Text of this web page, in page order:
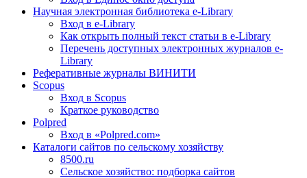
Научная электронная библиотека e-Library
Вход в e-Library
Как открыть полный текст статьи в e-Library
Перечень доступных электронных журналов e-
Library
Реферативные журналы ВИНИТИ
Scopus
Вход в Scopus
Краткое руководство
Polpred
Вход в «Polpred.com»
Каталоги сайтов по сельскому хозяйству
8500.ru
Сельское хозяйство: подборка сайтов